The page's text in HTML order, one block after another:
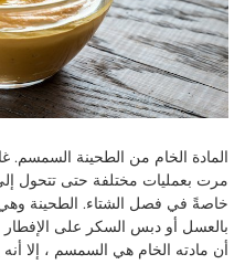
المادة الخام من الطحينة السمسم.
مرت بعمليات مختلفة حتى تتحول
خاصةً في فصل الشتاء. الطحينة
بالعسل أو دبس السكر على
أن مادته الخام هي السمسم ، إلا